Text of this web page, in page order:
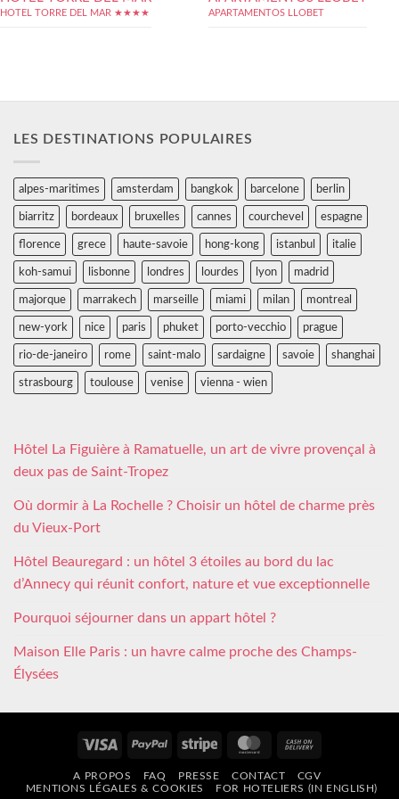
HOTEL TORRE DEL MAR ★★★★ APARTAMENTOS LLOBET
LES DESTINATIONS POPULAIRES
alpes-maritimes amsterdam bangkok barcelone berlin
biarritz bordeaux bruxelles cannes courchevel espagne
florence grece haute-savoie hong-kong istanbul italie
koh-samui lisbonne londres lourdes lyon madrid
majorque marrakech marseille miami milan montreal
new-york nice paris phuket porto-vecchio prague
rio-de-janeiro rome saint-malo sardaigne savoie shanghai
strasbourg toulouse venise vienna - wien
Hôtel La Figuière à Ramatuelle, un art de vivre provençal à
deux pas de Saint-Tropez
Où dormir à La Rochelle ? Choisir un hôtel de charme près
du Vieux-Port
Hôtel Beauregard : un hôtel 3 étoiles au bord du lac
d’Annecy qui réunit confort, nature et vue exceptionnelle
Pourquoi séjourner dans un appart hôtel ?
Maison Elle Paris : un havre calme proche des Champs-
Élysées
Visa PayPal Stripe MasterCard
Delivery
A PROPOS FAQ PRESSE CONTACT
CGV
MENTIONS LÉGALES & COOKIES
FOR HOTELIERS (IN ENGLISH)